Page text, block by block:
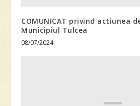
COMUNICAT privind actiunea
Municipiul Tulcea
08/07/2024